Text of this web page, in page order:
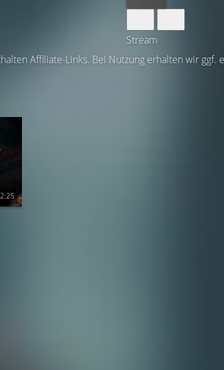
Stream
Affiliate-Links. Bei Nutzung erhalten wir
2:25